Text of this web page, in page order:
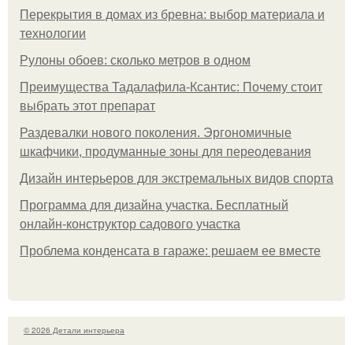
Перекрытия в домах из бревна: выбор материала и
технологии
Рулоны обоев: сколько метров в одном
Преимущества Тадалафила-Ксантис: Почему стоит
выбрать этот препарат
Раздевалки нового поколения. Эргономичные
шкафчики, продуманные зоны для переодевания
Дизайн интерьеров для экстремальных видов спорта
Программа для дизайна участка. Бесплатный
онлайн-конструктор садового участка
Проблема конденсата в гараже: решаем ее вместе
© 2026 Детали интерьера